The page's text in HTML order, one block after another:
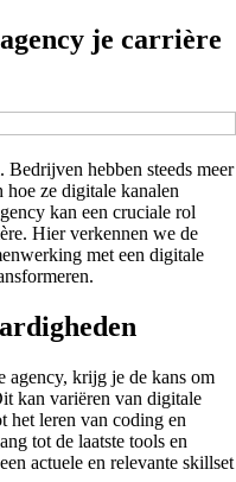
je carrière
hebben steeds meer
hoe ze digitale kanalen
kan een cruciale rol
Hier verkennen we de
met een digitale
agency, krijg je de kans om
kan variëren van digitale
het leren van coding en
tot de laatste tools en
actuele en relevante skillset